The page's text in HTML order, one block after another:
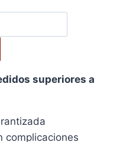
superiores a
complicaciones